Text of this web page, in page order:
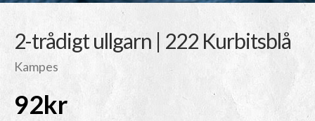
2-trådigt ullgarn | 222 Kurbitsblå
Kampes
92kr